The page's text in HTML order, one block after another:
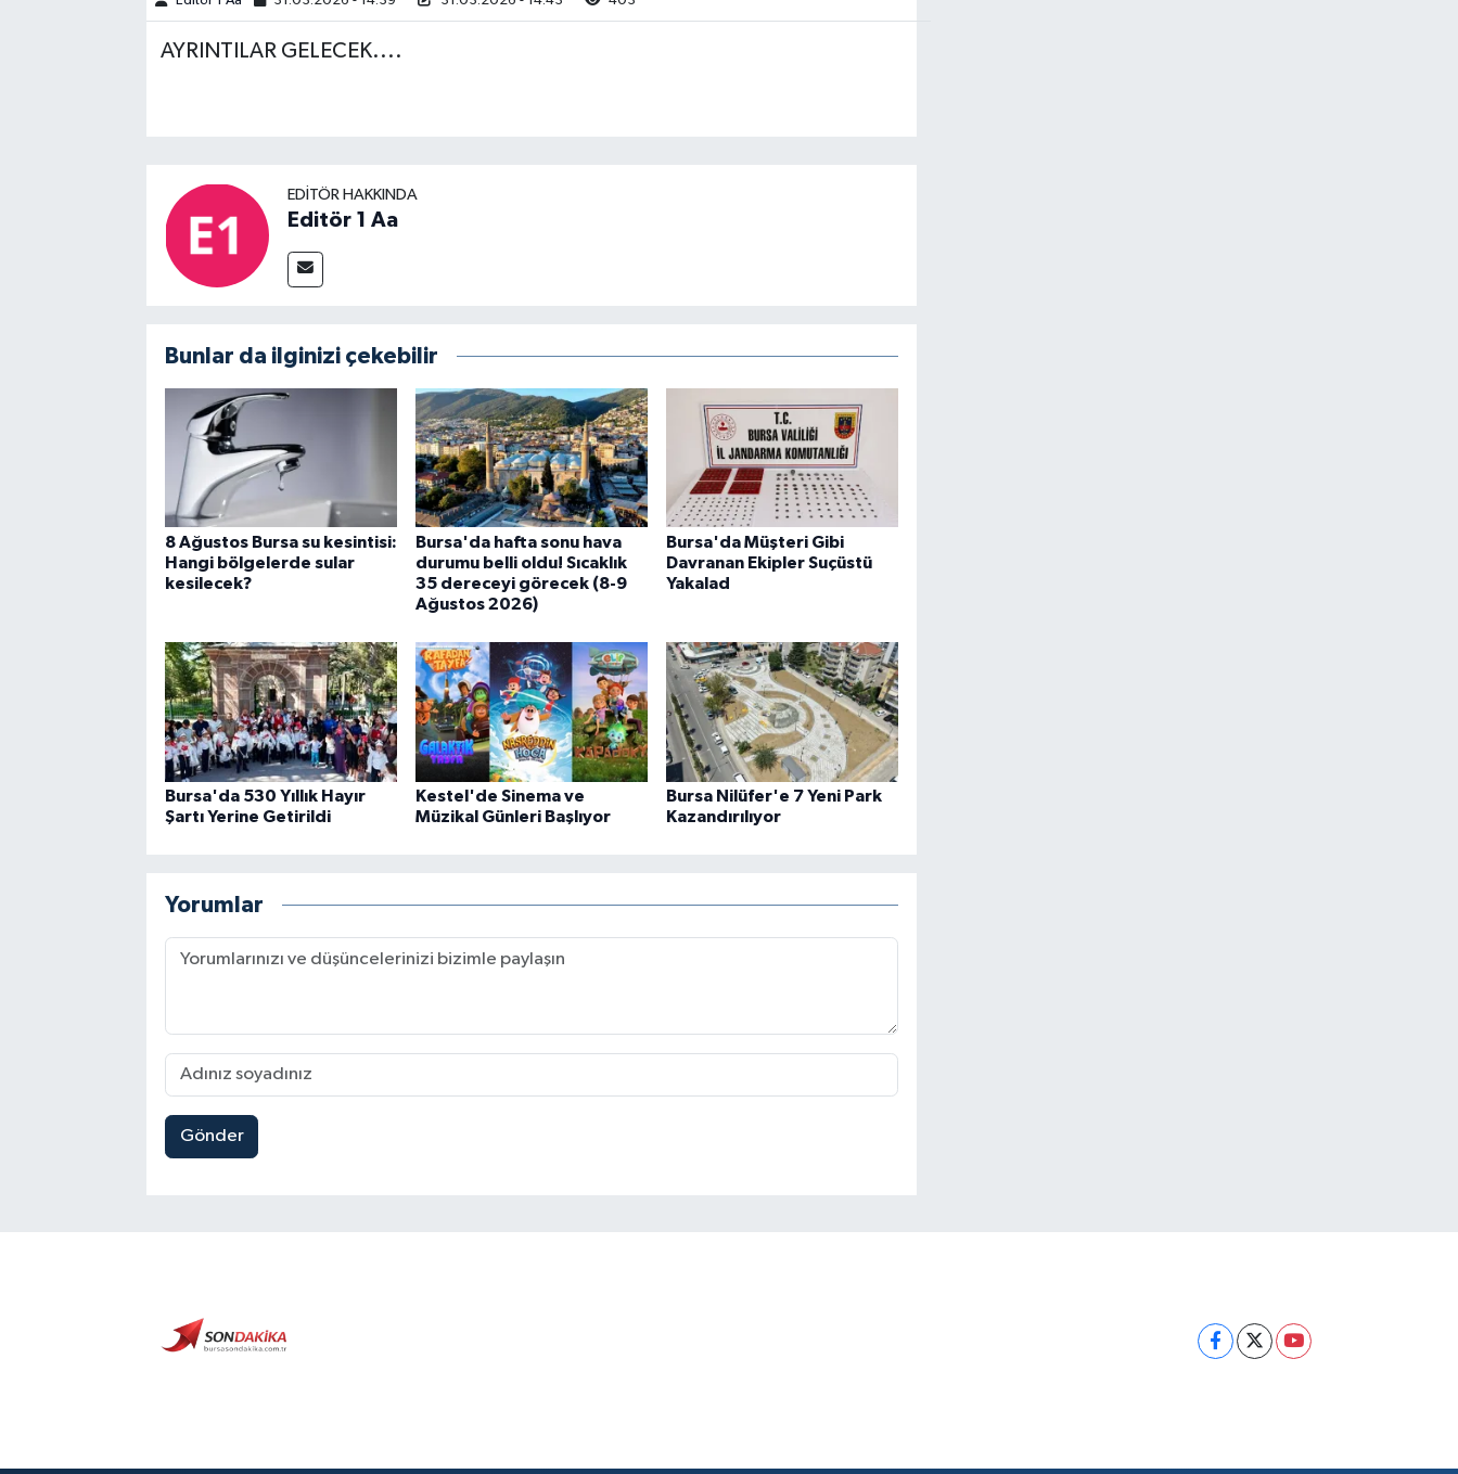
AYRINTILAR GELECEK....
EDITÖR HAKKINDA
Editör 1 Aa
Bunlar da ilginizi çekebilir
8 Ağustos Bursa su kesintisi:
Hangi bölgelerde sular
kesilecek?
Bursa'da hafta sonu hava
durumu belli oldu! Sıcaklık
35 dereceyi görecek (8-9
Ağustos 2026)
Bursa'da Müşteri Gibi
Davranan Ekipler Suçüstü
Yakalad
Bursa'da 530 Yıllık Hayır
Şartı Yerine Getirildi
Kestel'de Sinema ve
Müzikal Günleri Başlıyor
Bursa Nilüfer'e 7 Yeni Park
Kazandırılıyor
Yorumlar
Gönder